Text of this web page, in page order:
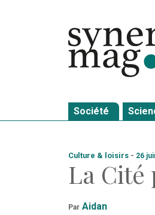
Société
Culture & loisirs - 26
La Cité
Par Aidan